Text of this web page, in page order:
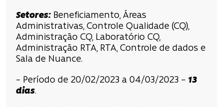
Setores: Beneficiamento, Áreas
Administrativas, Controle Qualidade (CQ),
Administração CQ, Laboratório CQ,
Administração RTA, RTA, Controle de dados e
Sala de Nuance.
– Período de 20/02/2023 a 04/03/2023 – 13
dias.